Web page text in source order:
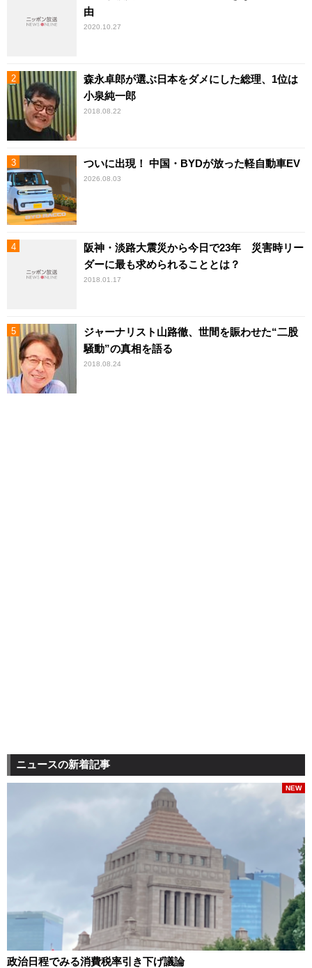
由
2020.10.27
森永卓郎が選ぶ日本をダメにした総理、1位は
小泉純一郎
2018.08.22
ついに出現！ 中国・BYDが放った軽自動車EV
2026.08.03
阪神・淡路大震災から今日で23年 災害時リー
ダーに最も求められることとは？
2018.01.17
ジャーナリスト山路徹、世間を賑わせた“二股
騒動”の真相を語る
2018.08.24
ニュースの新着記事
政治日程でみる消費税率引き下げ議論
NEW